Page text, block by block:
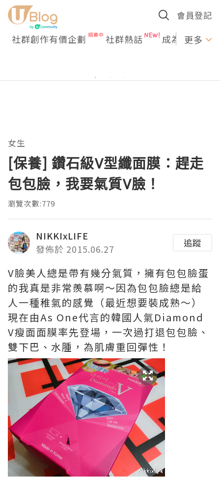
會員登記
社群創作有價企劃 社群熱話 成為U更多
女生
[保養] 鑽石級V型纖面膜：趕走
包包臉，我要氣質V臉！
瀏覽次數:779
NIKKIxLIFE
發佈於 2015.06.27
追蹤
V臉美人總是帶有幾分氣質，擁有包包臉蛋
的我真是非常羨慕啊～因為包包臉總是給
人一種稚氣的感覺（最近想要裝成熟～）
現在由As One代言的韓國人氣Diamond
V瘦面面膜率先登場，一次過打退包包臉、
雙下巴、水腫，為肌膚重回彈性！